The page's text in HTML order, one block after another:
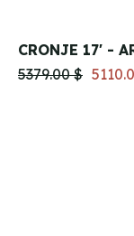
CRONJE 17' -
5379.00 $